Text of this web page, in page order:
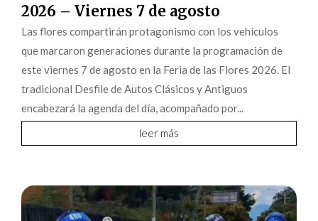
2026 – Viernes 7 de agosto
Las flores compartirán protagonismo con los vehículos
que marcaron generaciones durante la programación de
este viernes 7 de agosto en la Feria de las Flores 2026. El
tradicional Desfile de Autos Clásicos y Antiguos
encabezará la agenda del día, acompañado por...
leer más